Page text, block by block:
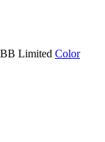
Limited Color